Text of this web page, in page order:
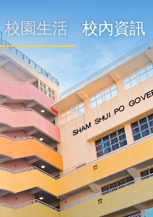
校園生活 校內資訊